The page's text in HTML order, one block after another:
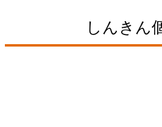
しんきん